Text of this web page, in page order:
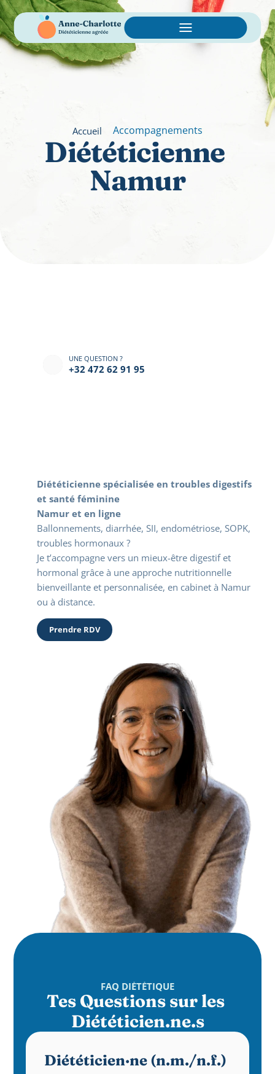
Accueil Accompagnements
Diététicienne
Namur
UNE QUESTION ?
+32 472 62 91 95‬
ot
r
e
àN
amur
Diététicienne spécialisée en troubles digestifs
et santé féminine
Namur et en ligne
Ballonnements, diarrhée, SII, endométriose, SOPK,
troubles hormonaux ?
Je t’accompagne vers un mieux-être digestif et
hormonal grâce à une approche nutritionnelle
bienveillante et personnalisée, en cabinet à Namur
ou à distance.
Prendre RDV
FAQ DIÉTÉTIQUE
Tes Questions sur les
Diététicien.ne.s
Diététicien·ne (n.m./n.f.)